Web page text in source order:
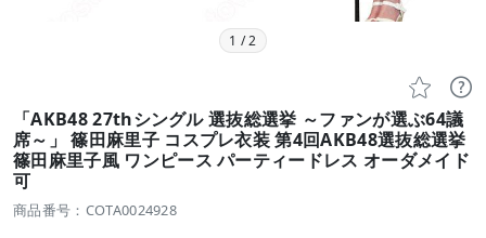
1 /2
 
「AKB48 27thシングル 選抜総選挙 ～ファンが選ぶ64議
席～」 篠田麻里子 コスプレ衣装 第4回AKB48選抜総選挙
篠田麻里子風 ワンピース パーティードレス オーダメイド
可
商品番号：COTA0024928